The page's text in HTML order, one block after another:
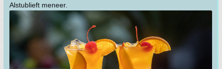
Alstublieft meneer.